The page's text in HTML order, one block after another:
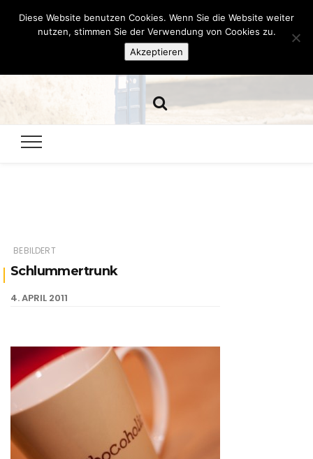
Hazamelistan
BEBILDERT
Schlummertrunk
4. APRIL 2011
Diese Website benutzen Cookies. Wenn Sie die Website weiter
nutzen, stimmen Sie der Verwendung von Cookies zu.
Akzeptieren